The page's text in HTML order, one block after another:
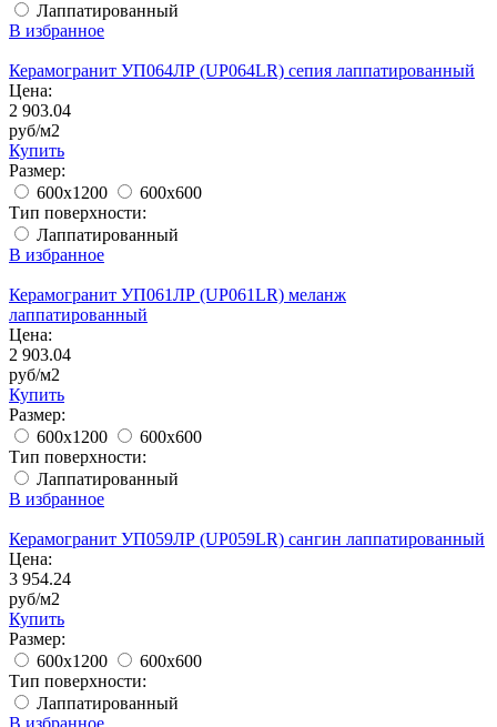
Лаппатированный
В избранное
Керамогранит УП064ЛР (UP064LR) сепия лаппатированный
Цена:
2 903.04
руб/м2
Купить
Размер:
600x1200
600x600
Тип поверхности:
Лаппатированный
В избранное
Керамогранит УП061ЛР (UP061LR) меланж
лаппатированный
Цена:
2 903.04
руб/м2
Купить
Размер:
600x1200
600x600
Тип поверхности:
Лаппатированный
В избранное
Керамогранит УП059ЛР (UP059LR) сангин лаппатированный
Цена:
3 954.24
руб/м2
Купить
Размер:
600x1200
600x600
Тип поверхности:
Лаппатированный
В избранное